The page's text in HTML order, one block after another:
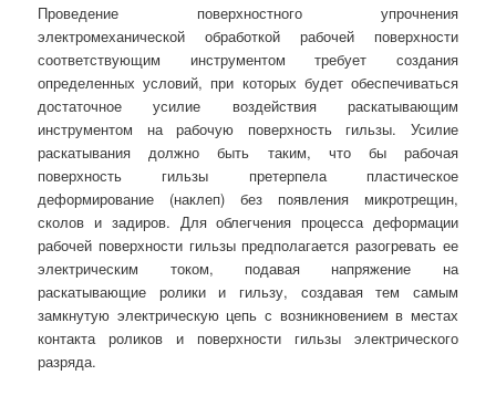
Проведение поверхностного упрочнения
электромеханической обработкой рабочей поверхности
соответствующим инструментом требует создания
определенных условий, при которых будет обеспечиваться
достаточное усилие воздействия раскатывающим
инструментом на рабочую поверхность гильзы. Усилие
раскатывания должно быть таким, что бы рабочая
поверхность гильзы претерпела пластическое
деформирование (наклеп) без появления микротрещин,
сколов и задиров. Для облегчения процесса деформации
рабочей поверхности гильзы предполагается разогревать ее
электрическим током, подавая напряжение на
раскатывающие ролики и гильзу, создавая тем самым
замкнутую электрическую цепь с возникновением в местах
контакта роликов и поверхности гильзы электрического
разряда.